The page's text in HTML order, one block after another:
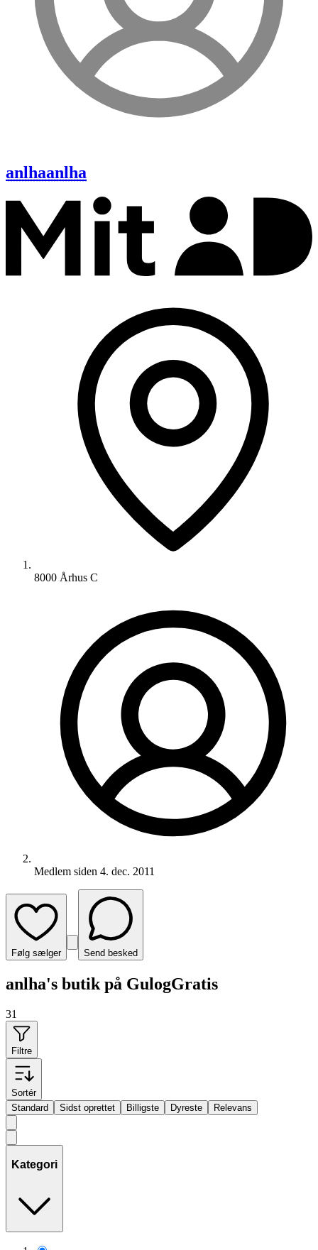
anlhaanlha
8000 Århus C
Medlem siden 4. dec. 2011
Følg sælger Send besked
anlha's butik på GulogGratis
31
Filtre
Sortér
Standard
Sidst oprettet Billigste Dyreste Relevans
Kategori